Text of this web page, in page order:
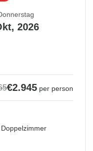
2026
€2.945 per person